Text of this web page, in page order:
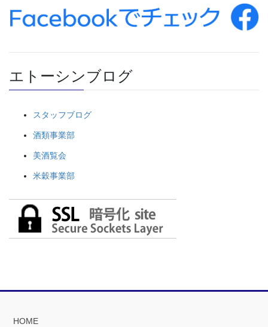
エトーシンブログ
スタッフブログ
酒類事業部
美酒覧会
米穀事業部
HOME